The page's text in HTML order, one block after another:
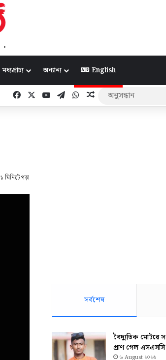
মধ্যপ্রাচ্য অন্যান্য English
Facebook YouTubeTelegramWhatsApp
Random Article
১ মিনিটে পড়া
সর্বশেষ
বৈদ্যুতিক মোটরে
প্রাণ গেল এসএসসি
৬ August ২০২৬